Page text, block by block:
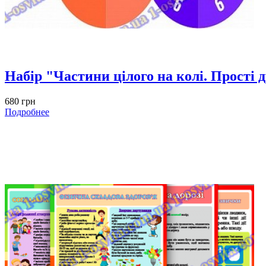
Набір "Частини цілого на колі. Прості
680 грн
Подробнее